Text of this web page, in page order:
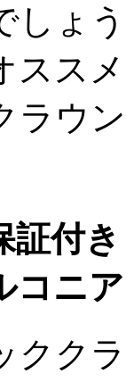
しょ
スス
ラウ
証付
コニ
クク